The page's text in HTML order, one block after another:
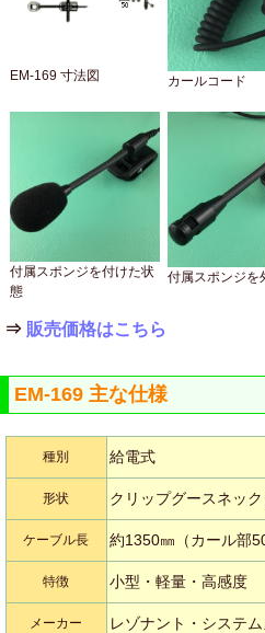
EM-169 寸法図 カールコード
付属スポンジを付けた状
態
付属スポンジを
⇒ 販売価格はこちら
EM-169 主な仕様
種別 給電式
形状 クリップグースネッ
ケーブル長 約1350㎜（カール部
特徴 小型・軽量・高感度
メーカー レゾナント・システ